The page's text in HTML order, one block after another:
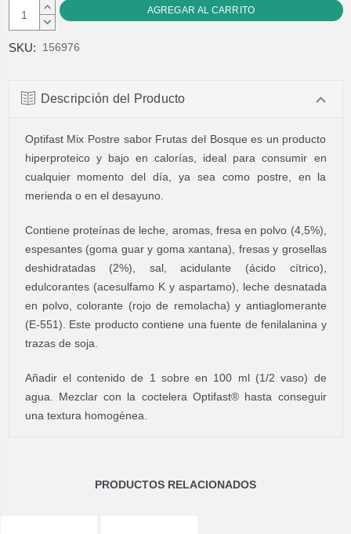
AUMENTAR
CANTIDAD:
DISMINUIR
SKU: 156976
Descripción del Producto
Optifast Mix Postre sabor Frutas del Bosque es un producto
hiperproteico y bajo en calorías, ideal para consumir en
cualquier momento del día, ya sea como postre, en la
merienda o en el desayuno.
Contiene proteínas de leche, aromas, fresa en polvo (4,5%),
espesantes (goma guar y goma xantana), fresas y grosellas
deshidratadas (2%), sal, acidulante (ácido cítrico),
edulcorantes (acesulfamo K y aspartamo), leche desnatada
en polvo, colorante (rojo de remolacha) y antiaglomerante
(E-551). Este producto contiene una fuente de fenilalanina y
trazas de soja.
Añadir el contenido de 1 sobre en 100 ml (1/2 vaso) de
agua. Mezclar con la coctelera Optifast® hasta conseguir
una textura homogénea.
PRODUCTOS RELACIONADOS